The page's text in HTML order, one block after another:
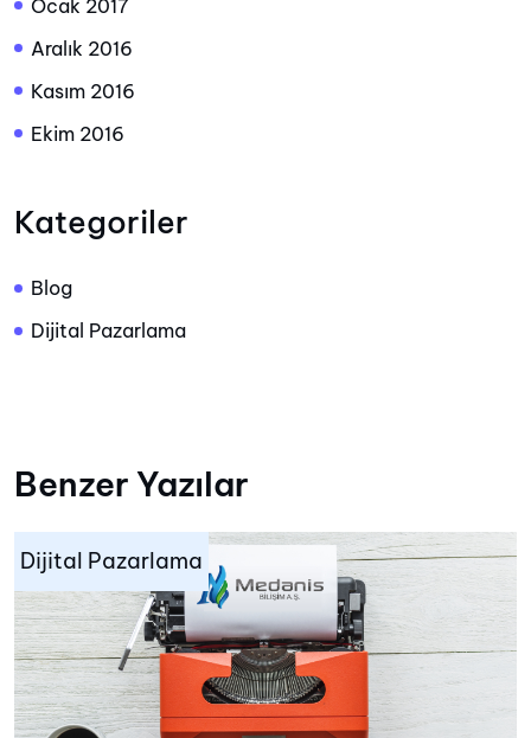
Ocak 2017
Aralık 2016
Kasım 2016
Ekim 2016
Kategoriler
Blog
Dijital Pazarlama
Benzer Yazılar
Dijital Pazarlama